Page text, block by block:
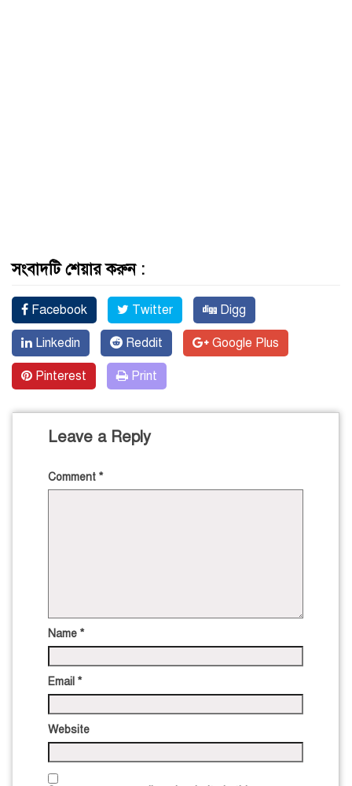
সংবাদটি শেয়ার করুন :
Facebook Twitter Digg
Linkedin Reddit Google Plus
Pinterest Print
Leave a Reply
Comment *
Name *
Email *
Website